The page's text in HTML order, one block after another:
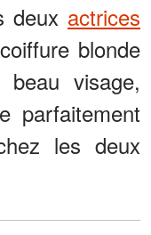
deux actrices
blonde
visage,
parfaitement
les deux